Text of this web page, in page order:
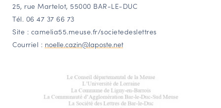
25, rue Martelot, 55000 BAR-LE-DUC
Tél. 06 47 37 66 73
Site : camelia55.meuse.fr/societedeslettres
Courriel : noelle.cazin@laposte.net